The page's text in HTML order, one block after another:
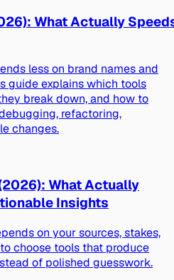
What Actually
less on brand names and
guide explains which tools
break down, and how to
refactoring,
changes.
What Actually
Insights
on your sources, stakes,
choose tools that produce
of polished guesswork.